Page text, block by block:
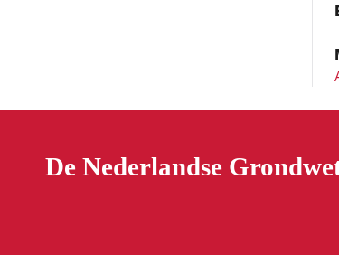
De Nederlandse